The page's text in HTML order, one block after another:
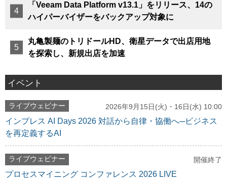
「Veeam Data Platform v13.1」をリリース、14の
ハイパーバイザーをバックアップ対象に
丸亀製麺のトリドールHD、衛星データで出店用地
を探索し、新規出店を加速
イベント
ライブウェビナー 2026年9月15日(火)・16日(水) 10:00
インプレス AI Days 2026 対話から自律・協働へ─ビジネス
を再定義するAI
ライブウェビナー 開催終了
プロセスマイニング コンファレンス 2026 LIVE